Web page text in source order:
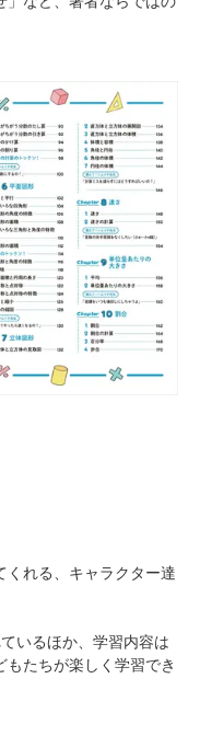
くれる、キャラクター達
いるほか、学習内容は
たちが楽しく学習でき